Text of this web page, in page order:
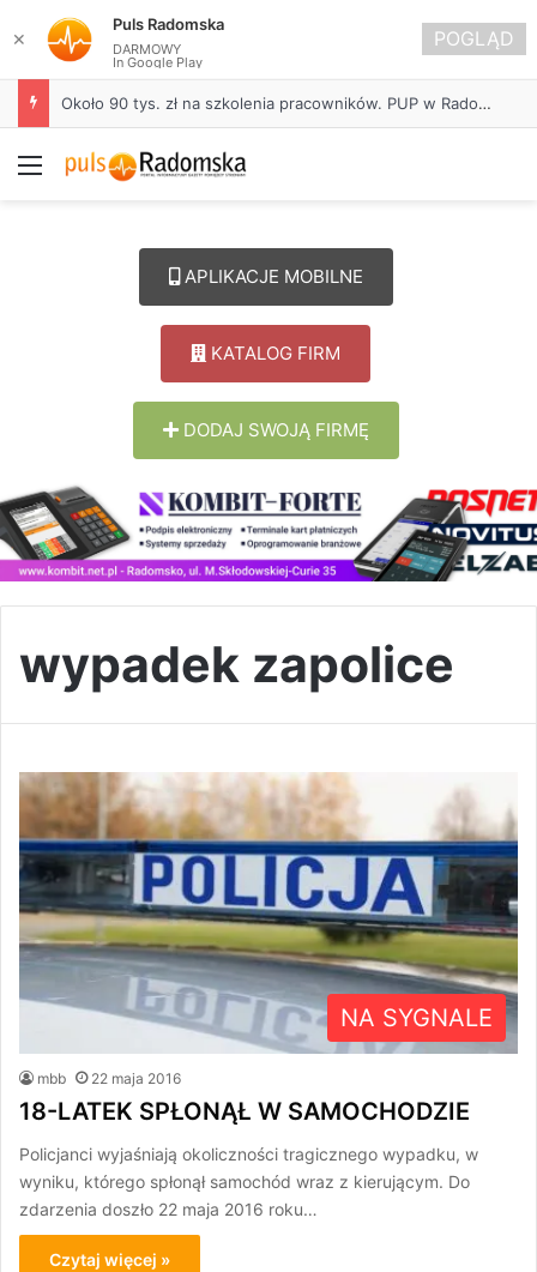
Około 90 tys. zł na szkolenia pracowników. PUP w Radomsku ogłasza nabór wniosków
Menu
APLIKACJE MOBILNE
KATALOG FIRM
DODAJ SWOJĄ FIRMĘ
wypadek zapolice
NA SYGNALE
mbb 22 maja 2016
18-LATEK SPŁONĄŁ W SAMOCHODZIE
Policjanci wyjaśniają okoliczności tragicznego wypadku, w
wyniku, którego spłonął samochód wraz z kierującym. Do
zdarzenia doszło 22 maja 2016 roku…
Czytaj więcej »
✕
Puls Radomska
DARMOWY
In Google Play
POGLĄD